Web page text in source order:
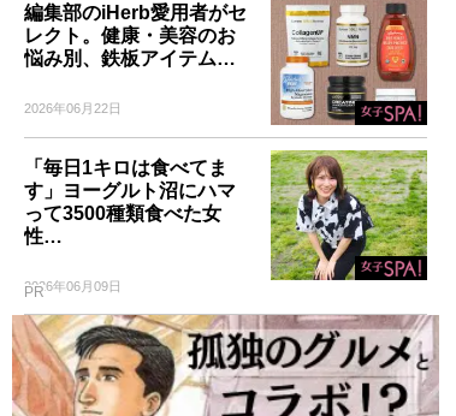
編集部のiHerb愛用者がセ
レクト。健康・美容のお
悩み別、鉄板アイテム…
2026年06月22日
「毎日1キロは食べてま
す」ヨーグルト沼にハマ
って3500種類食べた女
性…
2026年06月09日
PR